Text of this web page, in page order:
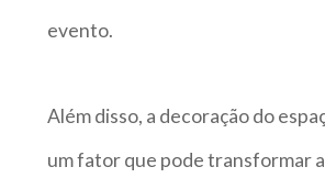
evento.
Além disso, a decoração do
um fator que pode transformar